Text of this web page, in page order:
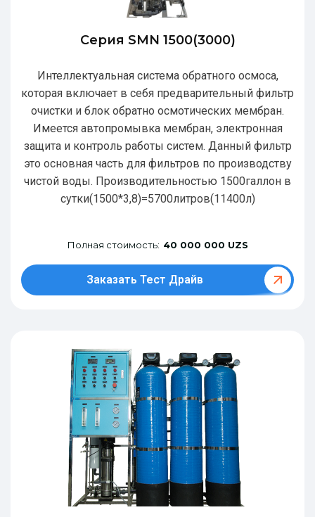
Серия SMN 1500(3000)
Интеллектуальная система обратного осмоса,
которая включает в себя предварительный фильтр
очистки и блок обратно осмотических мембран.
Имеется автопромывка мембран, электронная
защита и контроль работы систем. Данный фильтр
это основная часть для фильтров по производству
чистой воды. Производительностью 1500галлон в
сутки(1500*3,8)=5700литров(11400л)
Полная стоимость: 40 000 000 UZS
Заказать Тест Драйв